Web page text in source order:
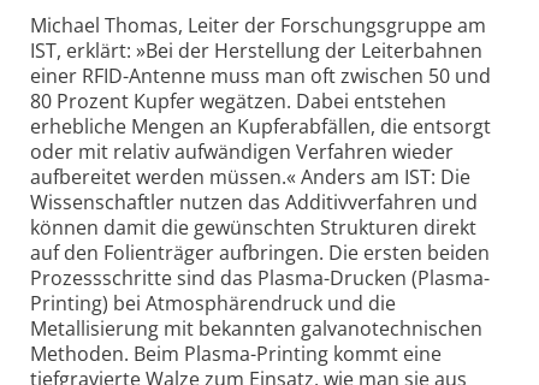
Michael Thomas, Leiter der Forschungsgruppe am
IST, erklärt: »Bei der Herstellung der Leiterbahnen
einer RFID-Antenne muss man oft zwischen 50 und
80 Prozent Kupfer wegätzen. Dabei entstehen
erhebliche Mengen an Kupferabfällen, die entsorgt
oder mit relativ aufwändigen Verfahren wieder
aufbereitet werden müssen.« Anders am IST: Die
Wissenschaftler nutzen das Additivverfahren und
können damit die gewünschten Strukturen direkt
auf den Folienträger aufbringen. Die ersten beiden
Prozessschritte sind das Plasma-Drucken (Plasma-
Printing) bei Atmosphärendruck und die
Metallisierung mit bekannten galvanotechnischen
Methoden. Beim Plasma-Printing kommt eine
tiefgravierte Walze zum Einsatz, wie man sie aus